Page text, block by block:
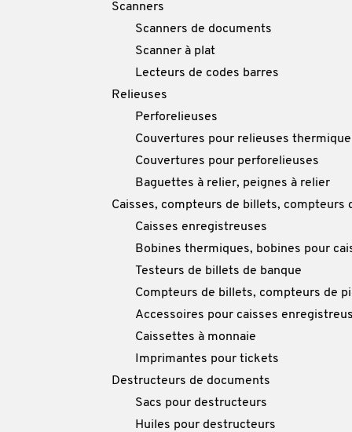
Scanners
Scanners de documents
Scanner à plat
Lecteurs de codes barres
Relieuses
Perforelieuses
Couvertures pour relieuses
Couvertures pour perforelieuses
Baguettes à relier, peignes à relier
Caisses, compteurs de billets, compteurs
Caisses enregistreuses
Bobines thermiques, bobines pour
Testeurs de billets de banque
Compteurs de billets, compteurs de
Accessoires pour caisses
Caissettes à monnaie
Imprimantes pour tickets
Destructeurs de documents
Sacs pour destructeurs
Huiles pour destructeurs